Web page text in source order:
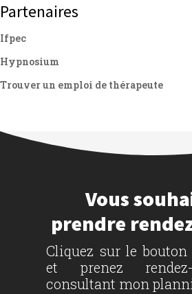
Partenaires
Ifpec
Hypnosium
Trouver un emploi de thérapeute
Vous
prendre
Cliquez sur le bouton
et prenez
consultant mon